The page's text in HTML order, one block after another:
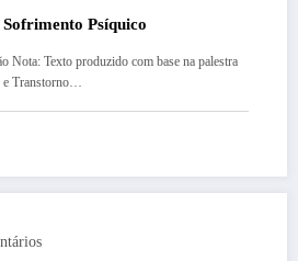
Sofrimento Psíquico
Nota: Texto produzido com base na palestra
e Transtorno…